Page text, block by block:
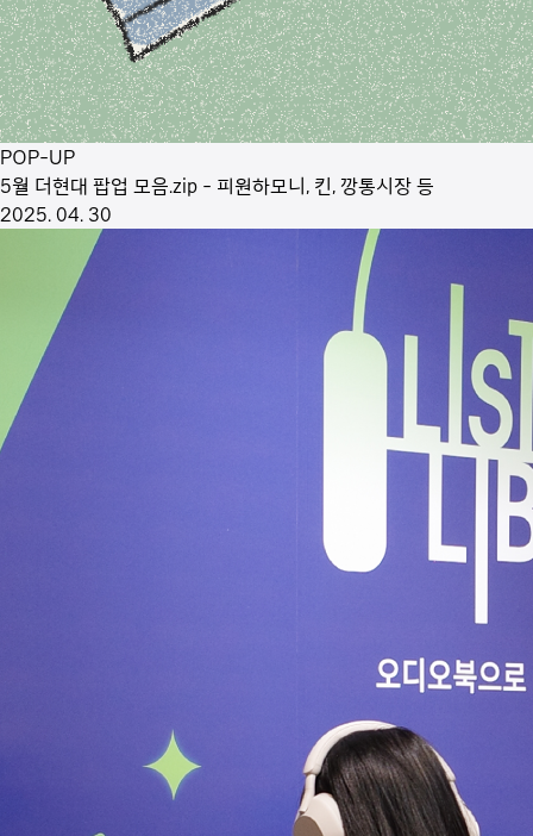
POP-UP
5월 더현대 팝업 모음.zip - 피원하모니, 킨, 깡통시장 등
2025. 04. 30